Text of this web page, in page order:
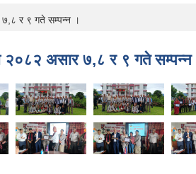
७,८ र ९ गते सम्पन्न ।
२०८२ असार ७,८ र ९ गते सम्पन्न